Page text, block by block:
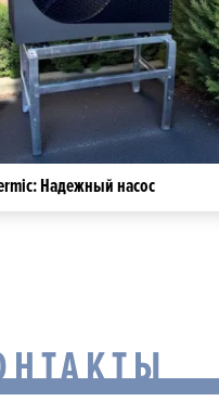
Надежный насос